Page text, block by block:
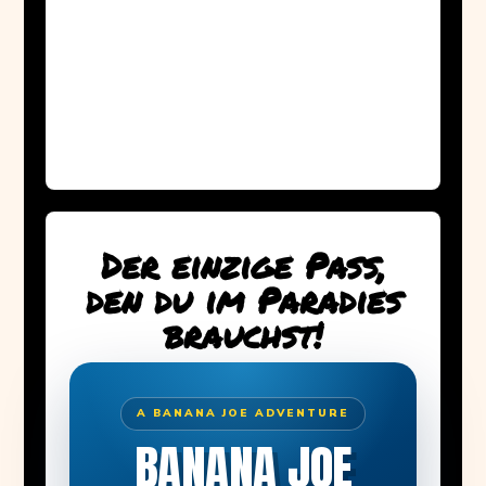
Der einzige Pass,
den du im Paradies
brauchst!
A BANANA JOE ADVENTURE
BANANA JOE